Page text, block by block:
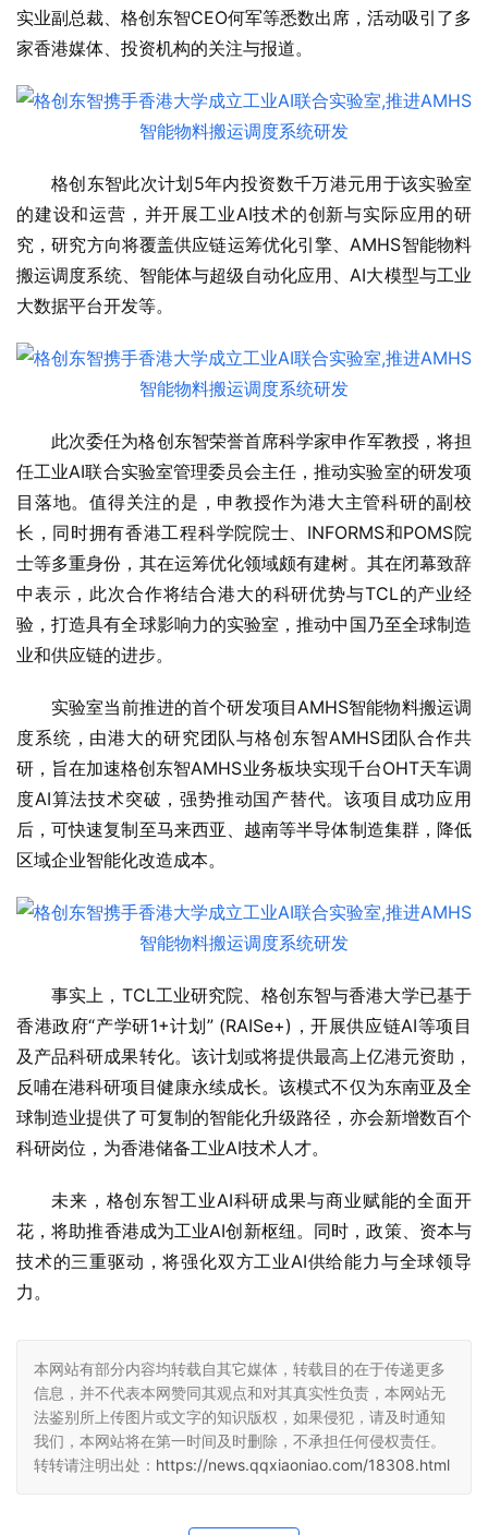
实业副总裁、格创东智CEO何军等悉数出席，活动吸引了多
家香港媒体、投资机构的关注与报道。
格创东智此次计划5年内投资数千万港元用于该实验室
的建设和运营，并开展工业AI技术的创新与实际应用的研
究，研究方向将覆盖供应链运筹优化引擎、AMHS智能物料
搬运调度系统、智能体与超级自动化应用、AI大模型与工业
大数据平台开发等。
此次委任为格创东智荣誉首席科学家申作军教授，将担
任工业AI联合实验室管理委员会主任，推动实验室的研发项
目落地。值得关注的是，申教授作为港大主管科研的副校
长，同时拥有香港工程科学院院士、INFORMS和POMS院
士等多重身份，其在运筹优化领域颇有建树。其在闭幕致辞
中表示，此次合作将结合港大的科研优势与TCL的产业经
验，打造具有全球影响力的实验室，推动中国乃至全球制造
业和供应链的进步。
实验室当前推进的首个研发项目AMHS智能物料搬运调
度系统，由港大的研究团队与格创东智AMHS团队合作共
研，旨在加速格创东智AMHS业务板块实现千台OHT天车调
度AI算法技术突破，强势推动国产替代。该项目成功应用
后，可快速复制至马来西亚、越南等半导体制造集群，降低
区域企业智能化改造成本。
事实上，TCL工业研究院、格创东智与香港大学已基于
香港政府“产学研1+计划” (RAISe+)，开展供应链AI等项目
及产品科研成果转化。该计划或将提供最高上亿港元资助，
反哺在港科研项目健康永续成长。该模式不仅为东南亚及全
球制造业提供了可复制的智能化升级路径，亦会新增数百个
科研岗位，为香港储备工业AI技术人才。
未来，格创东智工业AI科研成果与商业赋能的全面开
花，将助推香港成为工业AI创新枢纽。同时，政策、资本与
技术的三重驱动，将强化双方工业AI供给能力与全球领导
力。
本网站有部分内容均转载自其它媒体，转载目的在于传递更多
信息，并不代表本网赞同其观点和对其真实性负责，本网站无
法鉴别所上传图片或文字的知识版权，如果侵犯，请及时通知
我们，本网站将在第一时间及时删除，不承担任何侵权责任。
转转请注明出处： https://news.qqxiaoniao.com/18308.html